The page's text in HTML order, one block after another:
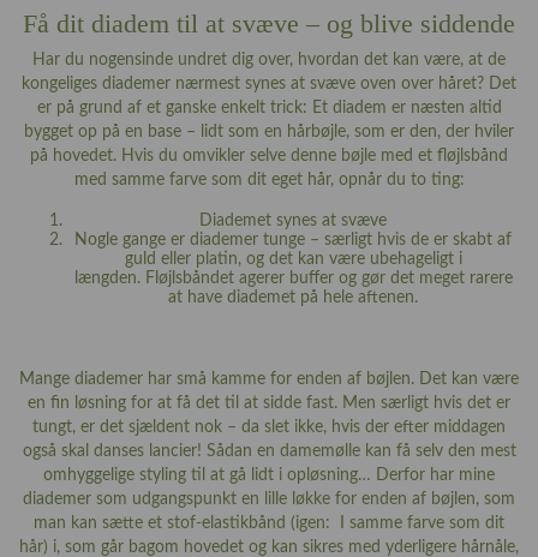
Få dit diadem til at svæve – og blive siddende
Har du nogensinde undret dig over, hvordan det kan være, at de
kongeliges diademer nærmest synes at svæve oven over håret? Det
er på grund af et ganske enkelt trick: Et diadem er næsten altid
bygget op på en base – lidt som en hårbøjle, som er den, der hviler
på hovedet. Hvis du omvikler selve denne bøjle med et fløjlsbånd
med samme farve som dit eget hår, opnår du to ting:
Diademet synes at svæve
Nogle gange er diademer tunge – særligt hvis de er skabt af
guld eller platin, og det kan være ubehageligt i
længden. Fløjlsbåndet agerer buffer og gør det meget rarere
at have diademet på hele aftenen.
Mange diademer har små kamme for enden af bøjlen. Det kan være
en fin løsning for at få det til at sidde fast. Men særligt hvis det er
tungt, er det sjældent nok – da slet ikke, hvis der efter middagen
også skal danses lancier! Sådan en damemølle kan få selv den mest
omhyggelige styling til at gå lidt i opløsning… Derfor har mine
diademer som udgangspunkt en lille løkke for enden af bøjlen, som
man kan sætte et stof-elastikbånd (igen: I samme farve som dit
hår) i, som går bagom hovedet og kan sikres med yderligere hårnåle,